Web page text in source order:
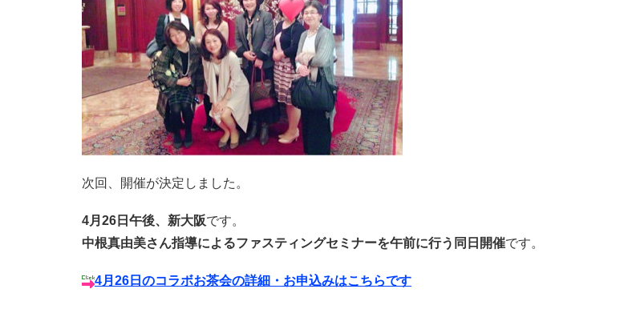
次回、開催が決定しました。
4月26日午後、新大阪です。
中根真由美さん指導によるファスティングセミナーを午前に行う同日開催です。
4月26日のコラボお茶会の詳細・お申込みはこちらです